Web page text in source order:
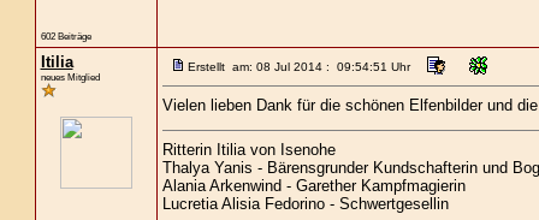
602 Beiträge
Itilia
neues Mitglied
Erstellt am: 08 Jul 2014 : 09:54:51 Uhr
Vielen lieben Dank für die schönen Elfenbilder und
Ritterin Itilia von Isenohe
Thalya Yanis - Bärensgrunder Kundschafterin und
Alania Arkenwind - Garether Kampfmagierin
Lucretia Alisia Fedorino - Schwertgesellin